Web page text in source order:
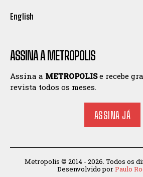
English
ASSINA A METROPOLIS
Assina a METROPOLISe recebe
revista todos os meses.
ASSINA JÁ
Metropolis © 2014 - 2026. Todos os
Desenvolvido porPaulo